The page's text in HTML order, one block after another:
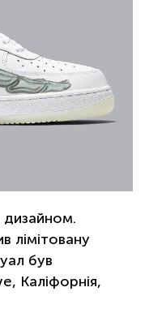
лімітовану
був
Каліфорнія,